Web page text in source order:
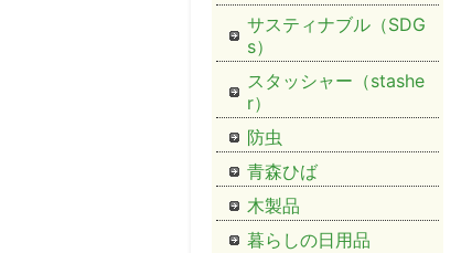
サスティナブル（SDG
s）
スタッシャー（stashe
r）
防虫
青森ひば
木製品
暮らしの日用品